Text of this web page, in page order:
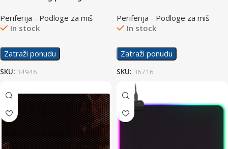
Periferija - Podloge za miš
In stock
Zatraži ponudu
SKU: 34946
Podloga za Miš XL
Periferija - Podloge za miš
In stock
Zatraži ponudu
SKU: 36716